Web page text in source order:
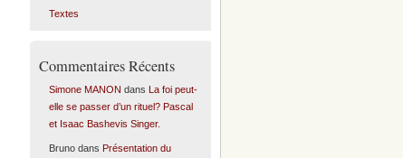
Textes
Commentaires Récents
Simone MANON dans La foi peut-
elle se passer d’un rituel? Pascal
et Isaac Bashevis Singer.
Brunodans Présentation du